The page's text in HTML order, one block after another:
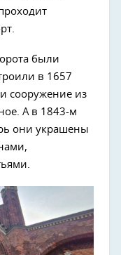
были
в 1657
сооружение из
А в 1843-м
они украшены